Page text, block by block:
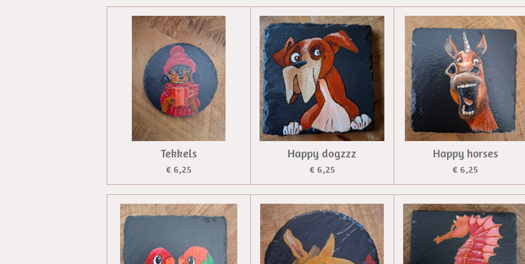
Tekkels
€ 6,25
Happy dogzzz
€ 6,25
Happy horses
€ 6,25